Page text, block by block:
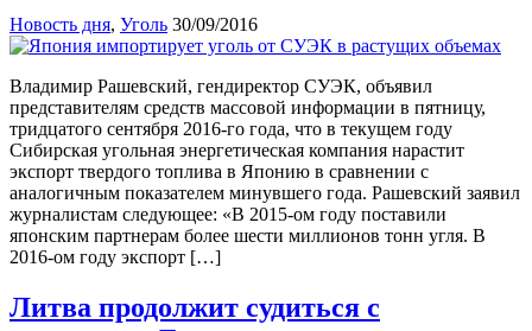
Новость дня, Уголь 30/09/2016
Владимир Рашевский, гендиректор СУЭК, объявил
представителям средств массовой информации в пятницу,
тридцатого сентября 2016-го года, что в текущем году
Сибирская угольная энергетическая компания нарастит
экспорт твердого топлива в Японию в сравнении с
аналогичным показателем минувшего года. Рашевский заявил
журналистам следующее: «В 2015-ом году поставили
японским партнерам более шести миллионов тонн угля. В
2016-ом году экспорт […]
Литва продолжит судиться с